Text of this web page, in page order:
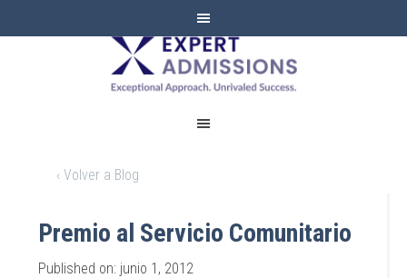
EXPERT
ADMISSIONS
‹ Volver a Blog
Premio al Servicio Comunitario
Published on: junio 1, 2012